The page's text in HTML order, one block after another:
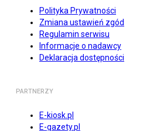
Polityka Prywatności
Zmiana ustawień zgód
Regulamin serwisu
Informacje o nadawcy
Deklaracja dostępności
PARTNERZY
E-kiosk.pl
E-gazety.pl